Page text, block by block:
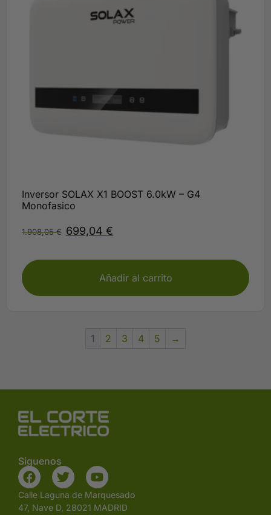
Inversor SOLAX X1 BOOST 6.0kW – G4
Monofasico
1.908,05€ 699,04 €
Añadir al carrito
1 2 3 4 5 →
Siguenos
Calle Laguna de Marquesado
47, Nave D, 28021 MADRID